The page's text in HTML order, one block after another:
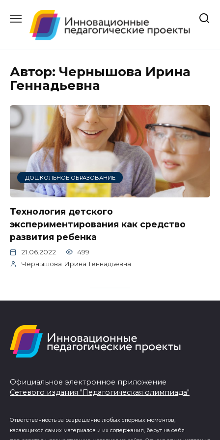
содержанию
Автор: Чернышова Ирина
Геннадьевна
ДОШКОЛЬНОЕ ОБРАЗОВАНИЕ
Технология детского
экспериментирования как средство
развития ребенка
21.06.2022
499
Чернышова Ирина Геннадьевна
Официальное электронное приложение
Сетевого издания "Педагогическая олимпиада"
Ответственность за разрешение любых спорных моментов,
касающихся самих материалов и их содержания, берут на себя